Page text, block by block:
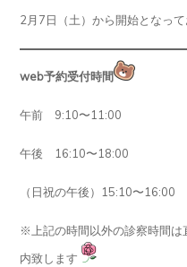
2月7日（土）から開始となっ
web予約受付時間
午前 9:10〜11:00
午後 16:10〜18:00
（日祝の午後）15:10〜16:00
※上記の時間以外の診察時間は
内致します